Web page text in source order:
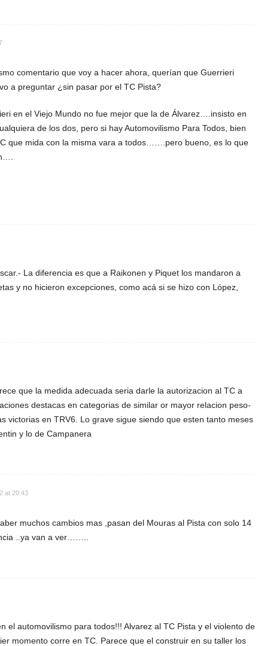
comentario que voy a hacer ahora, querían que Guerrieri
a preguntar ¿sin pasar por el TC Pista?
en el Viejo Mundo no fue mejor que la de Álvarez….insisto en
de los dos, pero si hay Automovilismo Para Todos, bien
que mida con la misma vara a todos…….pero bueno, es lo que
La diferencia es que a Raikonen y Piquet los mandaron a
y no hicieron excepciones, como acá si se hizo con López,
que la medida adecuada seria darle la autorizacion al TC a
destacas en categorias de similar or mayor relacion peso-
victorias en TRV6. Lo grave sigue siendo que esten tanto meses
y lo de Campanera
at 20:43
muchos cambios mas ,pasan del Mouras al Pista con solo 14
..ya van a ver……..
el automovilismo para todos!!! Alvarez al TC Pista y el violento de
momento corre en TC. Parece que el construir en su taller los